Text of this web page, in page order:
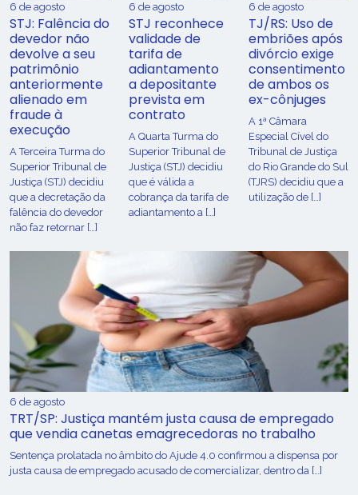
6 de agosto
STJ: Falência do
devedor não
devolve a seu
patrimônio
anteriormente
alienado em
fraude à
execução
A Terceira Turma do
Superior Tribunal de
Justiça (STJ) decidiu
que a decretação da
falência do devedor
não faz retornar […]
6 de agosto
STJ reconhece
validade de
tarifa de
adiantamento
a depositante
prevista em
contrato
A Quarta Turma do
Superior Tribunal de
Justiça (STJ) decidiu
que é válida a
cobrança da tarifa de
adiantamento a […]
6 de agosto
TJ/RS: Uso de
embriões após
divórcio exige
consentimento
de ambos os
ex-cônjuges
A 1ª Câmara
Especial Cível do
Tribunal de Justiça
do Rio Grande do Sul
(TJRS) decidiu que a
utilização de […]
6 de agosto
TRT/SP: Justiça mantém justa causa de empregado
que vendia canetas emagrecedoras no trabalho
Sentença prolatada no âmbito do Ajude 4.0 confirmou a dispensa por
justa causa de empregado acusado de comercializar, dentro da […]